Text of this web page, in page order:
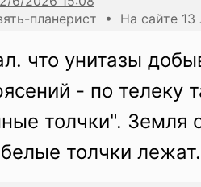
планерист • На сайте 13
что унитазы
- по телеку
толчки". Земля
толчки лежат.